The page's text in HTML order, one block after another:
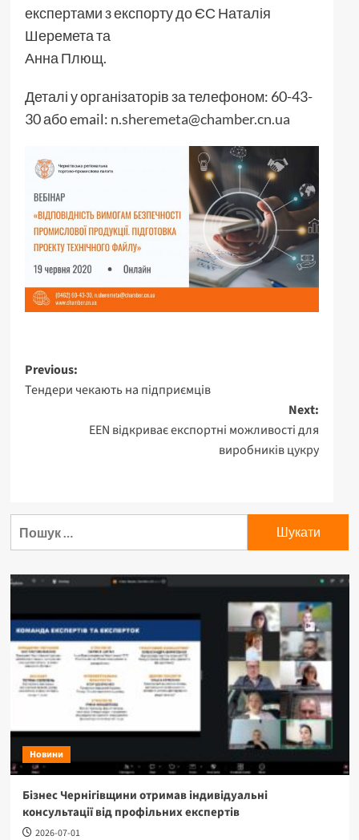
експертами з експорту до ЄС Наталія
Шеремета та
Анна Плющ.
Деталі у організаторів за телефоном: 60-43-
30 або email: n.sheremeta@chamber.cn.ua
Post
navigation
Previous:
Тендери чекають на підприємців
Next:
EEN відкриває експортні можливості для
виробників цукру
Новини
Бізнес Чернігівщини отримав індивідуальні
консультації від профільних експертів
2026-07-01